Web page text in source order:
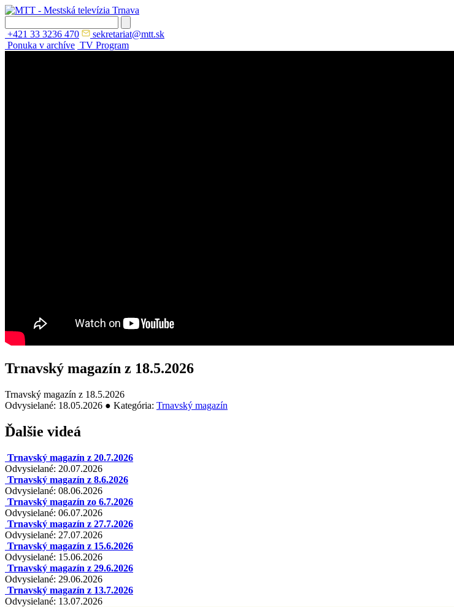
+421 33 3236 470
sekretariat@mtt.sk
Ponuka v archíve TV Program
Trnavský magazín z 18.5.2026
Trnavský magazín z 18.5.2026
Odvysielané: 18.05.2026 ● Kategória: Trnavský magazín
Ďalšie videá
Trnavský magazín z 20.7.2026
Odvysielané: 20.07.2026
Trnavský magazín z 8.6.2026
Odvysielané: 08.06.2026
Trnavský magazín zo 6.7.2026
Odvysielané: 06.07.2026
Trnavský magazín z 27.7.2026
Odvysielané: 27.07.2026
Trnavský magazín z 15.6.2026
Odvysielané: 15.06.2026
Trnavský magazín z 29.6.2026
Odvysielané: 29.06.2026
Trnavský magazín z 13.7.2026
Odvysielané: 13.07.2026